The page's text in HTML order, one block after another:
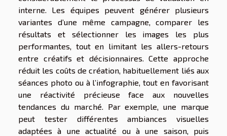
interne. Les équipes peuvent générer plusieurs
variantes d’une même campagne, comparer les
résultats et sélectionner les images les plus
performantes, tout en limitant les allers-retours
entre créatifs et décisionnaires. Cette approche
réduit les coûts de création, habituellement liés aux
séances photo ou à l’infographie, tout en favorisant
une réactivité précieuse face aux nouvelles
tendances du marché. Par exemple, une marque
peut tester différentes ambiances visuelles
adaptées à une actualité ou à une saison, puis